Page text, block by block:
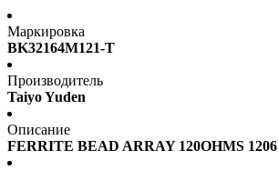
Маркировка
BK32164M121-T
Производитель
Taiyo Yuden
Описание
FERRITE BEAD ARRAY 120OHMS 1206